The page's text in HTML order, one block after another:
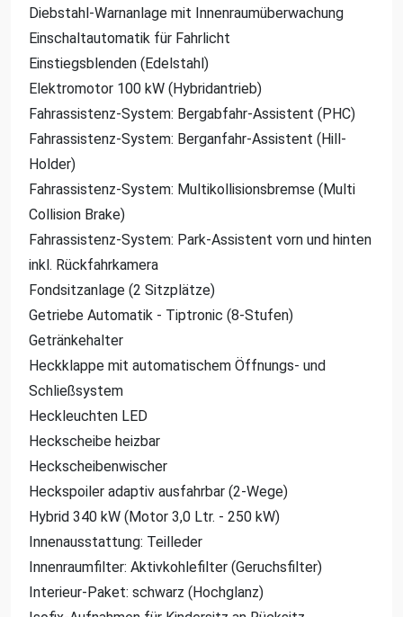
Diebstahl-Warnanlage mit Innenraumüberwachung
Einschaltautomatik für Fahrlicht
Einstiegsblenden (Edelstahl)
Elektromotor 100 kW (Hybridantrieb)
Fahrassistenz-System: Bergabfahr-Assistent (PHC)
Fahrassistenz-System: Berganfahr-Assistent (Hill-
Holder)
Fahrassistenz-System: Multikollisionsbremse (Multi
Collision Brake)
Fahrassistenz-System: Park-Assistent vorn und hinten
inkl. Rückfahrkamera
Fondsitzanlage (2 Sitzplätze)
Getriebe Automatik - Tiptronic (8-Stufen)
Getränkehalter
Heckklappe mit automatischem Öffnungs- und
Schließsystem
Heckleuchten LED
Heckscheibe heizbar
Heckscheibenwischer
Heckspoiler adaptiv ausfahrbar (2-Wege)
Hybrid 340 kW (Motor 3,0 Ltr. - 250 kW)
Innenausstattung: Teilleder
Innenraumfilter: Aktivkohlefilter (Geruchsfilter)
Interieur-Paket: schwarz (Hochglanz)